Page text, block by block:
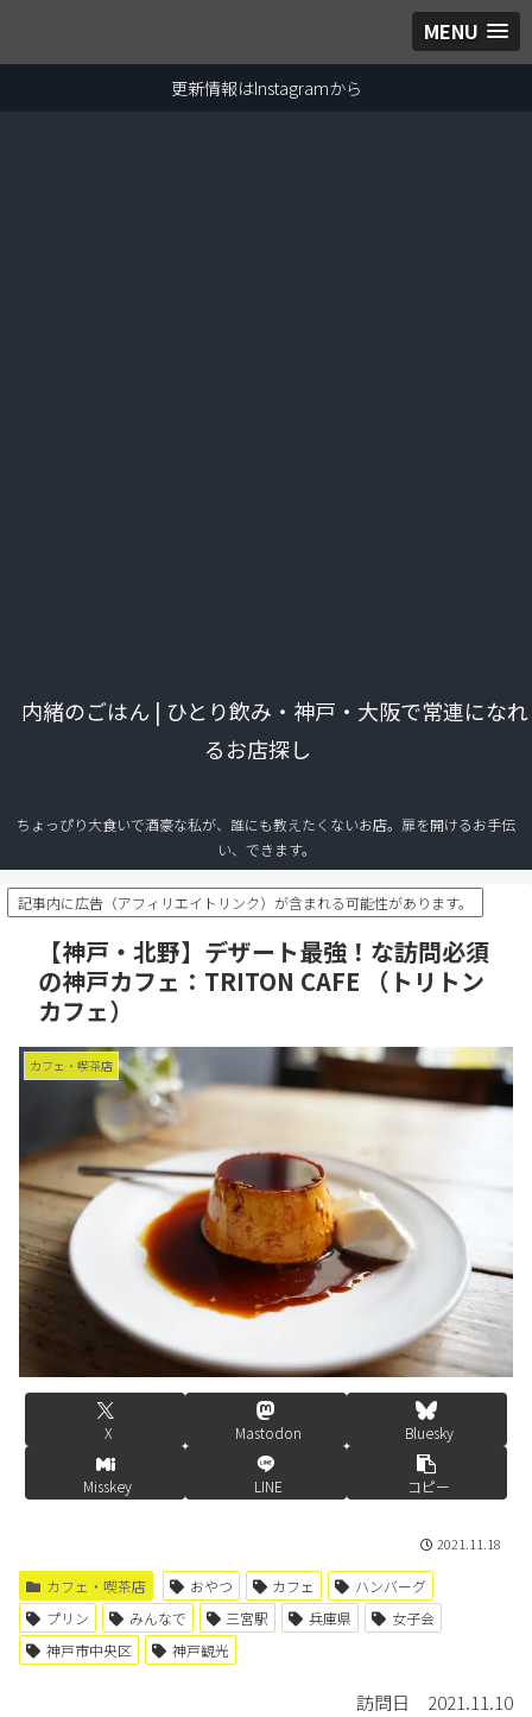
MENU
内緒のごはん | ひとり飲み・神戸・大阪で常連になれ
るお店探し
ちょっぴり大食いで酒豪な私が、誰にも教えたくないお店。扉を開けるお手伝
い、できます。
更新情報はInstagramから
記事内に広告（アフィリエイトリンク）が含まれる可能性があります。
【神戸・北野】デザート最強！な訪問必須
の神戸カフェ：TRITON CAFE （トリトン
カフェ）
カフェ・喫茶店
X Mastodon Bluesky
Misskey LINE コピー
2021.11.18
カフェ・喫茶店 おやつ カフェ
ハンバーグ
プリン
みんなで 三宮駅 兵庫県
女子会
神戸市中央区
神戸観光
訪問日 2021.11.10